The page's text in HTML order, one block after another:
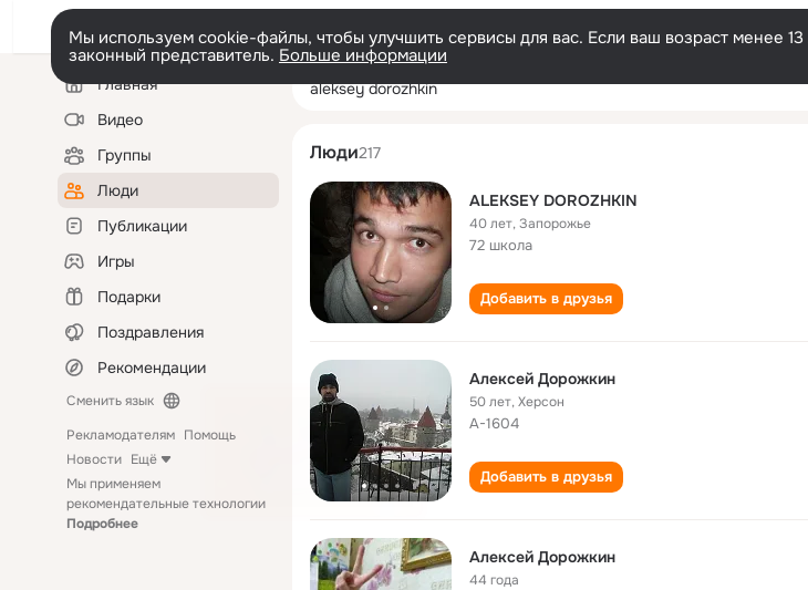
Мы используем cookie-файлы, чтобы улучшить сервисы для вас. Если ваш возраст менее
законный представитель. Больше информации
Левая
колонкаГлавная
Видео
Группы
Люди
Публикации
Игры
Подарки
Поздравления
Рекомендации
Сменить язык
Рекламодателям Помощь
Новости Ещё
Мы применяем
рекомендательные технологии
Подробнее
aleksey dorozhkin
Люди217
ALEKSEY DOROZHKIN
40 лет,Запорожье
72 школа
Добавить в друзья
Алексей Дорожкин
50 лет,Херсон
А-1604
Добавить в друзья
Алексей Дорожкин
44 года